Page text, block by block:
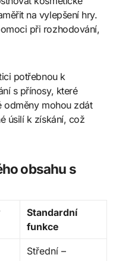
na vylepšení hry.
při rozhodování,
potřebnou k
s přínosy, které
odměny mohou zdát
úsilí k získání, což
obsahu s
Standardní
funkce
Střední –